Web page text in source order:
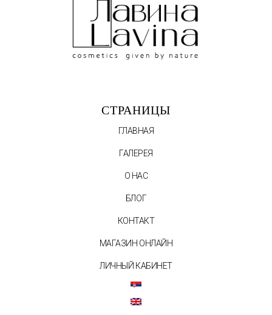
СТРАНИЦЫ
ГЛАВНАЯ
ГАЛЕРЕЯ
О НАС
БЛОГ
КОНТАКТ
МАГАЗИН ОНЛАЙН
ЛИЧНЫЙ КАБИНЕТ